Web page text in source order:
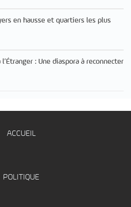
en hausse et quartiers les plus
: Une diaspora à reconnecter
ACCUEIL
POLITIQUE